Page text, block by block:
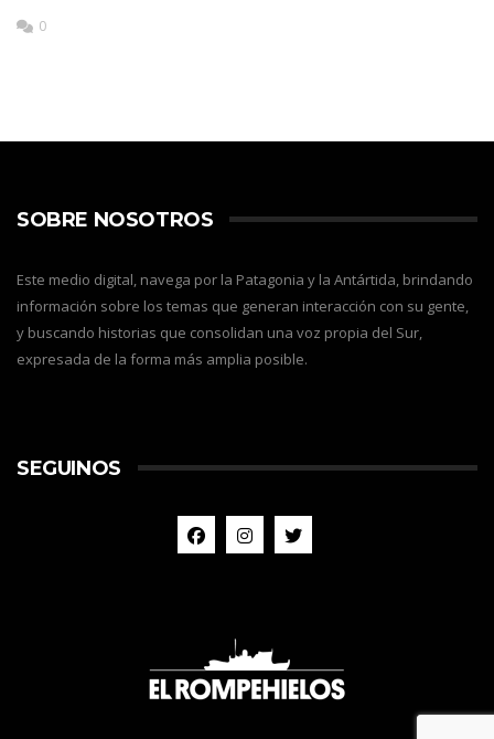
0
SOBRE NOSOTROS
Este medio digital, navega por la Patagonia y la Antártida, brindando
información sobre los temas que generan interacción con su gente,
y buscando historias que consolidan una voz propia del Sur,
expresada de la forma más amplia posible.
SEGUINOS